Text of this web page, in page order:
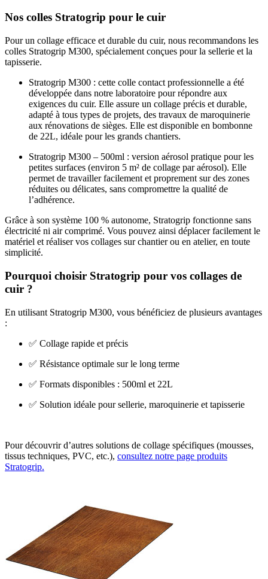
Nos colles Stratogrip pour le cuir
Pour un collage efficace et durable du cuir, nous recommandons les
colles Stratogrip M300, spécialement conçues pour la sellerie et la
tapisserie.
Stratogrip M300 : cette colle contact professionnelle a été
développée dans notre laboratoire pour répondre aux
exigences du cuir. Elle assure un collage précis et durable,
adapté à tous types de projets, des travaux de maroquinerie
aux rénovations de sièges. Elle est disponible en bombonne
de 22L, idéale pour les grands chantiers.
Stratogrip M300 – 500ml : version aérosol pratique pour les
petites surfaces (environ 5 m² de collage par aérosol). Elle
permet de travailler facilement et proprement sur des zones
réduites ou délicates, sans compromettre la qualité de
l’adhérence.
Grâce à son système 100 % autonome, Stratogrip fonctionne sans
électricité ni air comprimé. Vous pouvez ainsi déplacer facilement le
matériel et réaliser vos collages sur chantier ou en atelier, en toute
simplicité.
Pourquoi choisir Stratogrip pour vos collages de
cuir ?
En utilisant Stratogrip M300, vous bénéficiez de plusieurs avantages
:
✅ Collage rapide et précis
✅ Résistance optimale sur le long terme
✅ Formats disponibles : 500ml et 22L
✅ Solution idéale pour sellerie, maroquinerie et tapisserie
Pour découvrir d’autres solutions de collage spécifiques (mousses,
tissus techniques, PVC, etc.), consultez notre page produits
Stratogrip.